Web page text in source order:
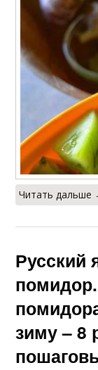
Читать дальше
Русский
зиму – 8